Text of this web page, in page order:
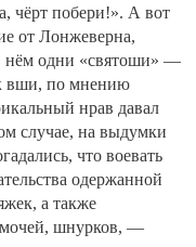
чёрт побери!». А вот
от Лонжеверна,
нём одни «святоши» —
вши, по мнению
нрав давал
случае, на выдумки
что воевать
одержанной
а также
шнурков, —